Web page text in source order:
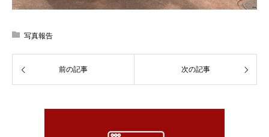
写真報告
前の記事 次の記事